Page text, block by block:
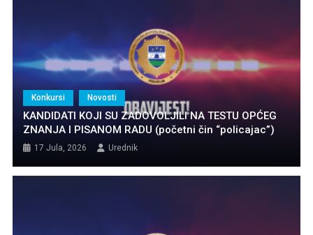
Konkursi Novosti
KANDIDATI KOJI SU ZADOVOLJILI NA TESTU OPĆEG
ZNANJA I PISANOM RADU (početni čin “policajac”)
17 Jula, 2026 Urednik